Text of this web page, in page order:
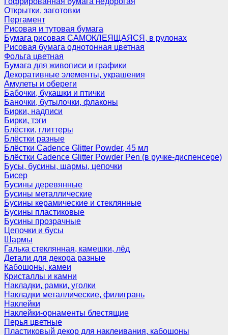
Открытки, заготовки
Пергамент
Рисовая и тутовая бумага
Бумага рисовая САМОКЛЕЯЩАЯСЯ, в рулонах
Рисовая бумага однотонная цветная
Фольга цветная
Бумага для живописи и графики
Декоративные элементы, украшения
Амулеты и обереги
Бабочки, букашки и птички
Баночки, бутылочки, флаконы
Бирки, надписи
Бирки, тэги
Блёстки, глиттеры
Блёстки разные
Блёстки Cadence Glitter Powder, 45 мл
Блёстки Cadence Glitter Powder Pen (в ручке-диспенсере)
Бусы, бусины, шармы, цепочки
Бисер
Бусины деревянные
Бусины металлические
Бусины керамические и стеклянные
Бусины пластиковые
Бусины прозрачные
Цепочки и бусы
Шармы
Галька стеклянная, камешки, лёд
Детали для декора разные
Кабошоны, камеи
Кристаллы и камни
Накладки, рамки, уголки
Накладки металлические, филигрань
Наклейки
Наклейки-орнаменты блестящие
Перья цветные
Пластиковый декор для наклеивания, кабошоны